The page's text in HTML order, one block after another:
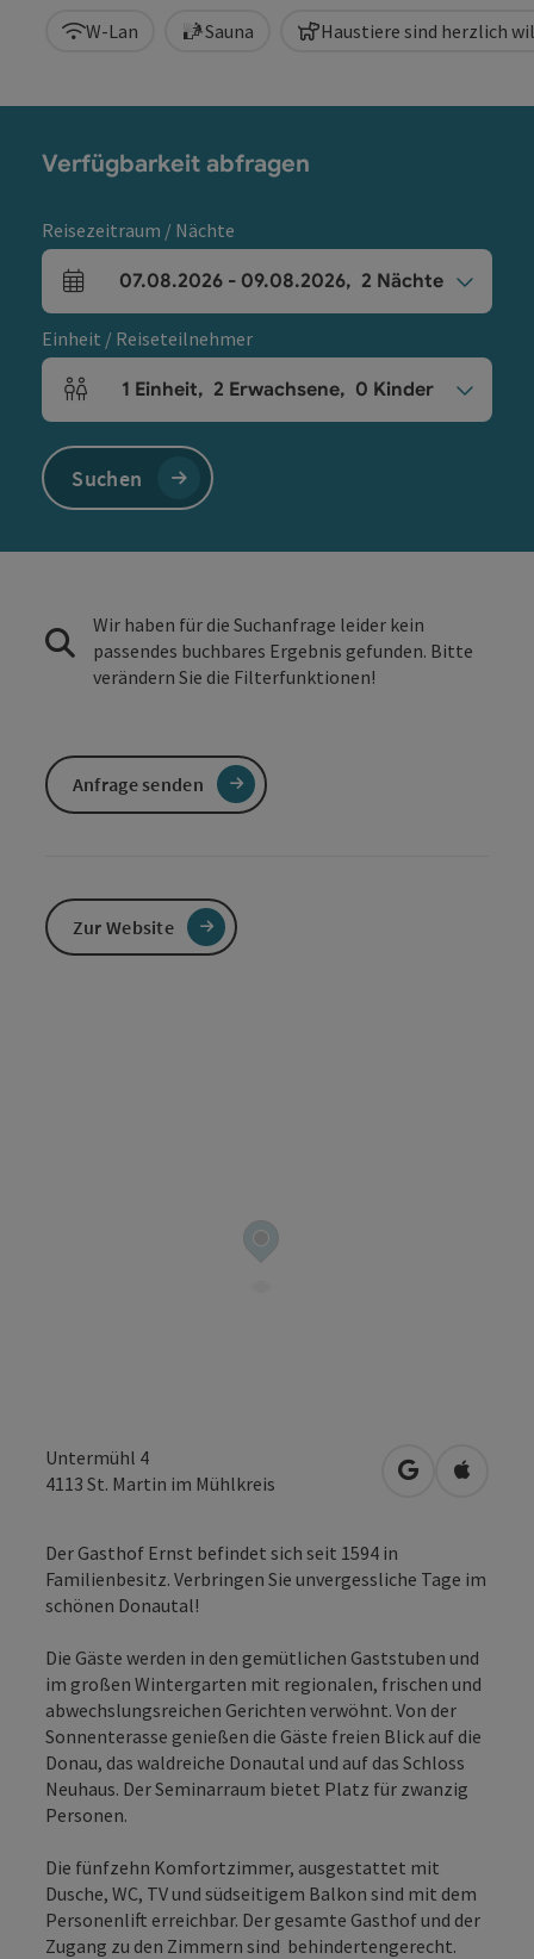
W-Lan Sauna Haustiere sind herzlich
Untermühl 4
4113 St. Martin im Mühlkreis in Google
in
Der Gasthof Ernst befindet sich seit 1594 in
Familienbesitz. Verbringen Sie unvergessliche Tage im
schönen Donautal!
Die Gäste werden in den gemütlichen Gaststuben und
im großen Wintergarten mit regionalen, frischen und
abwechslungsreichen Gerichten verwöhnt. Von der
Sonnenterasse genießen die Gäste freien Blick auf die
Donau, das waldreiche Donautal und auf das Schloss
Neuhaus. Der Seminarraum bietet Platz für zwanzig
Personen.
Die fünfzehn Komfortzimmer, ausgestattet mit
Dusche, WC, TV und südseitigem Balkon sind mit dem
Personenlift erreichbar. Der gesamte Gasthof und der
Zugang zu den Zimmern sind behindertengerecht.
Verfügbarkeit abfragen
Reisezeitraum / Nächte
An- und Abreisefelder
07.08.2026 - 09.08.2026, 2 Nächte
Einheit / Reiseteilnehmer
Einheitenanzahl und Personenfelder
1 Einheit, 2 Erwachsene, 0 Kinder
Suchen
Wir haben für die Suchanfrage leider kein
passendes buchbares Ergebnis gefunden. Bitte
verändern Sie die Filterfunktionen!
Anfrage senden
Zur Website